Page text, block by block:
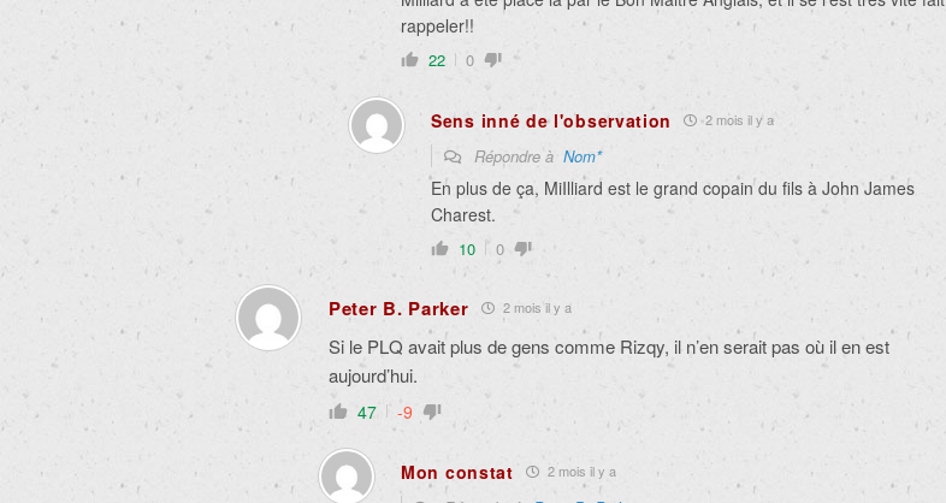
rappeler!!
22 0
Sens inné de l'observation 2 mois il y a
Répondre à Nom*
En plus de ça, MiIlliard est le grand copain du fils à John James
Charest.
10 0
Peter B. Parker 2 mois il y a
Si le PLQ avait plus de gens comme Rizqy, il n’en serait pas où il en est
aujourd’hui.
47 -9
Mon constat 2 mois il y a